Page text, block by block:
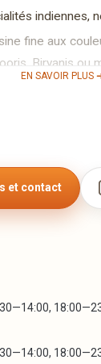
EN SAVOIR PLUS
indiennes,
fine aux
Biryanis ou
complets et
avec
directement à
accueillent
et conviviale
en famille avec
temps
et contact